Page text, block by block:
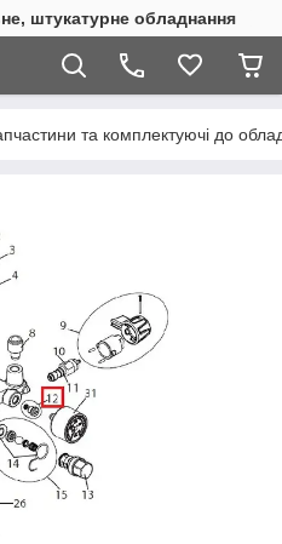
штукатурне обладнання
та комплектуючі до